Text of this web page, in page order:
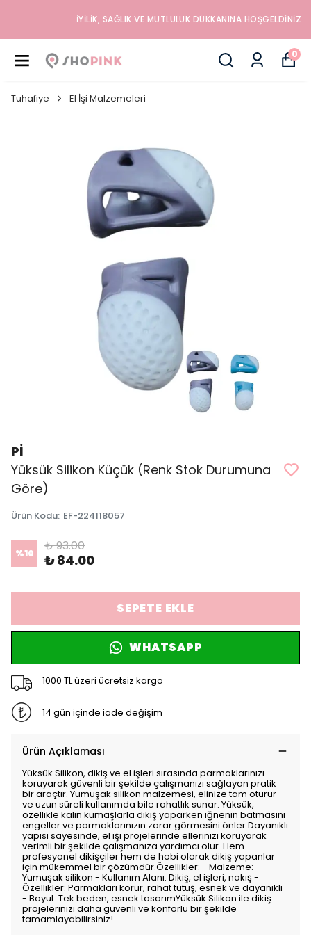
İYILIK, SAĞLIK VE MUTLULUK DÜKKANINA HOŞGELDINIZ
0
Tuhafiye El İşi Malzemeleri
Pİ
Yüksük Silikon Küçük (Renk Stok Durumuna
Göre)
Ürün Kodu: EF-224118057
%10 ₺ 93.00
₺ 84.00
SEPETE EKLE
WHATSAPP
1000 TL üzeri ücretsiz kargo
14 gün içinde iade değişim
Ürün Açıklaması
Yüksük Silikon, dikiş ve el işleri sırasında parmaklarınızı
koruyarak güvenli bir şekilde çalışmanızı sağlayan pratik
bir araçtır. Yumuşak silikon malzemesi, elinize tam oturur
ve uzun süreli kullanımda bile rahatlık sunar. Yüksük,
özellikle kalın kumaşlarla dikiş yaparken iğnenin batmasını
engeller ve parmaklarınızın zarar görmesini önler.Dayanıklı
yapısı sayesinde, el işi projelerinde ellerinizi koruyarak
verimli bir şekilde çalışmanıza yardımcı olur. Hem
profesyonel dikişçiler hem de hobi olarak dikiş yapanlar
için mükemmel bir çözümdür.Özellikler: - Malzeme:
Yumuşak silikon - Kullanım Alanı: Dikiş, el işleri, nakış -
Özellikler: Parmakları korur, rahat tutuş, esnek ve dayanıklı
- Boyut: Tek beden, esnek tasarımYüksük Silikon ile dikiş
projelerinizi daha güvenli ve konforlu bir şekilde
tamamlayabilirsiniz!